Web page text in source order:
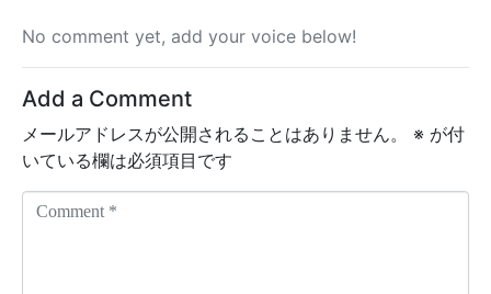
No comment yet, add your voice below!
Add a Comment
メールアドレスが公開されることはありません。 ※ が付
いている欄は必須項目です